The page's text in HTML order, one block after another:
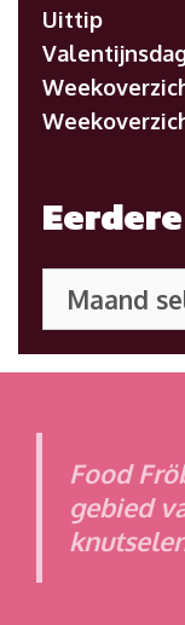
Uittip
posts
Food
gebied